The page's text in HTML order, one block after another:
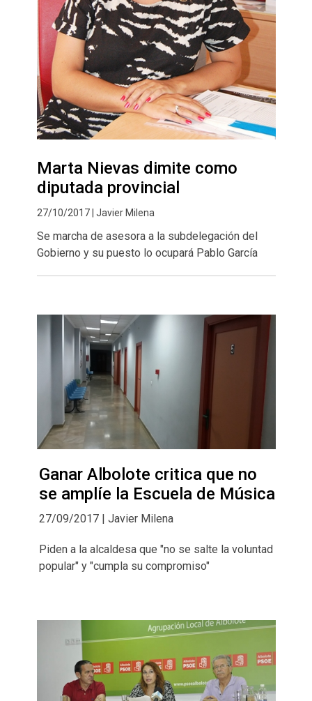
Marta Nievas dimite como
diputada provincial
27/10/2017 | Javier Milena
Se marcha de asesora a la subdelegación del
Gobierno y su puesto lo ocupará Pablo García
Ganar Albolote critica que no
se amplíe la Escuela de Música
27/09/2017 | Javier Milena
Piden a la alcaldesa que "no se salte la voluntad
popular" y "cumpla su compromiso"